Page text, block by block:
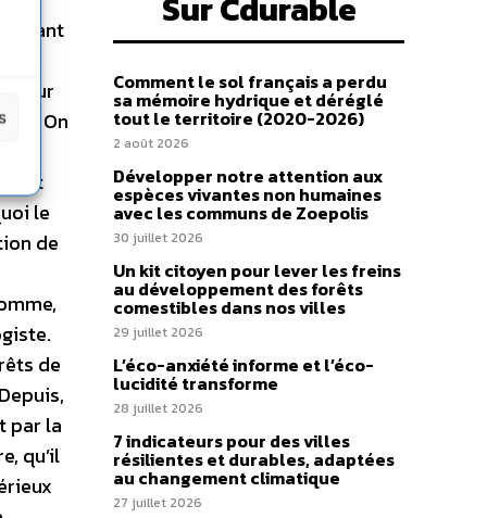
sur
. On
le
de
de
par la
qu’il
Comment le sol français a perdu
sa mémoire hydrique et déréglé
tout le territoire (2020-2026)
2 août 2026
Développer notre attention aux
espèces vivantes non humaines
avec les communs de Zoepolis
30 juillet 2026
Un kit citoyen pour lever les freins
au développement des forêts
comestibles dans nos villes
29 juillet 2026
L’éco-anxiété informe et l’éco-
lucidité transforme
28 juillet 2026
7 indicateurs pour des villes
résilientes et durables, adaptées
au changement climatique
27 juillet 2026